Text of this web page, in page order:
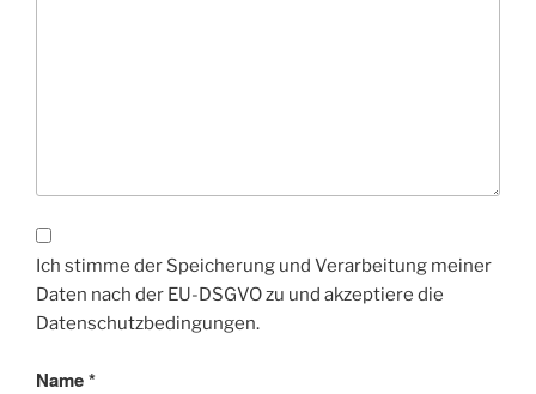
Ich stimme der Speicherung und Verarbeitung meiner
Daten nach der EU-DSGVO zu und akzeptiere die
Datenschutzbedingungen.
Name*